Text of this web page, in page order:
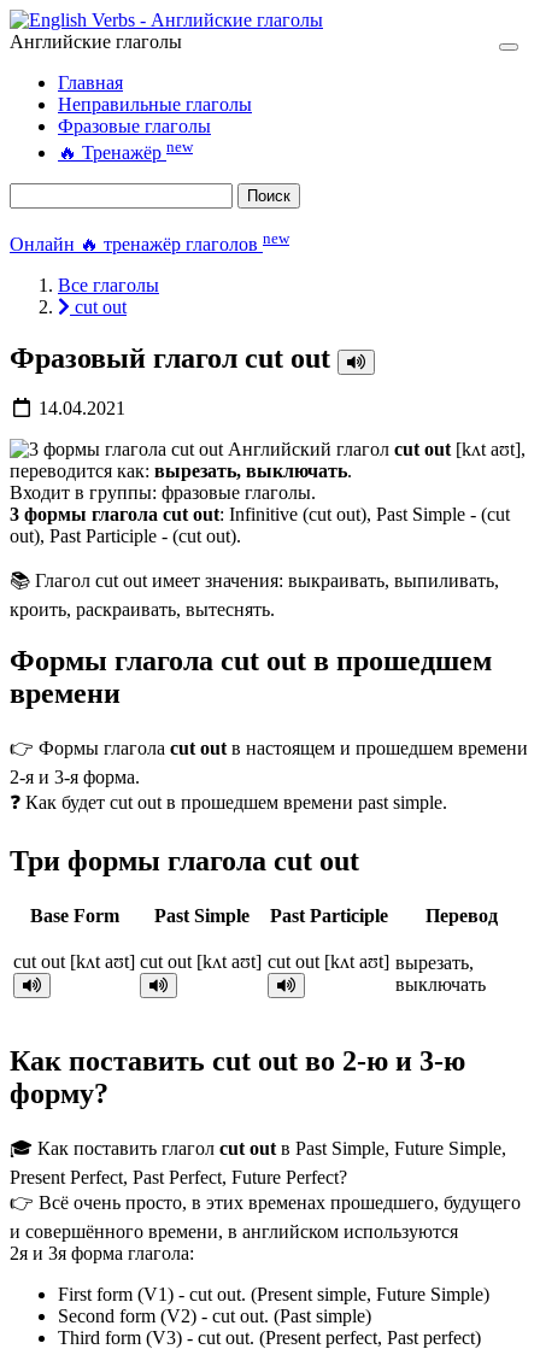
Английские глаголы
Главная
Неправильные глаголы
Фразовые глаголы
🔥 Тренажёр new
Поиск
Онлайн 🔥 тренажёр глаголов new
Все глаголы
cut out
Фразовый глагол cut out
14.04.2021
Английский глагол cut out[kʌt aʊt],
переводится как: вырезать, выключать.
Входит в группы: фразовые глаголы.
3 формы глагола cut out: Infinitive (cut out), Past Simple - (cut
out), Past Participle - (cut out).
📚 Глагол cut out имеет значения: выкраивать, выпиливать,
кроить, раскраивать, вытеснять.
Формы глагола cut out в прошедшем
времени
👉 Формы глагола cut out в настоящем и прошедшем времени
2-я и 3-я форма.
❓ Как будет cut out в прошедшем времени past simple.
Три формы глагола cut out
Base Form Past Simple Past Participle Перевод
cut out [kʌt aʊt] cut out [kʌt aʊt] cut out [kʌt aʊt] вырезать,
выключать
Как поставить cut out во 2-ю и 3-ю
форму?
🎓 Как поставить глагол cut out в Past Simple, Future Simple,
Present Perfect, Past Perfect, Future Perfect?
👉 Всё очень просто, в этих временах прошедшего, будущего
и совершённого времени, в английском используются
2я и 3я форма глагола:
First form (V1) - cut out. (Present simple, Future Simple)
Second form (V2) - cut out. (Past simple)
Third form (V3) - cut out. (Present perfect, Past perfect)